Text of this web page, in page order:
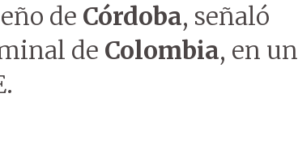
de Córdoba, señaló
de Colombia, en un